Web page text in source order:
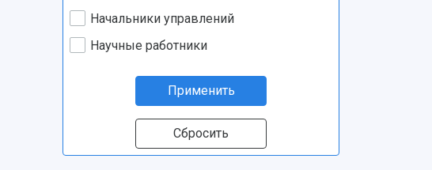
Начальники управлений
Научные работники
Применить
Сбросить